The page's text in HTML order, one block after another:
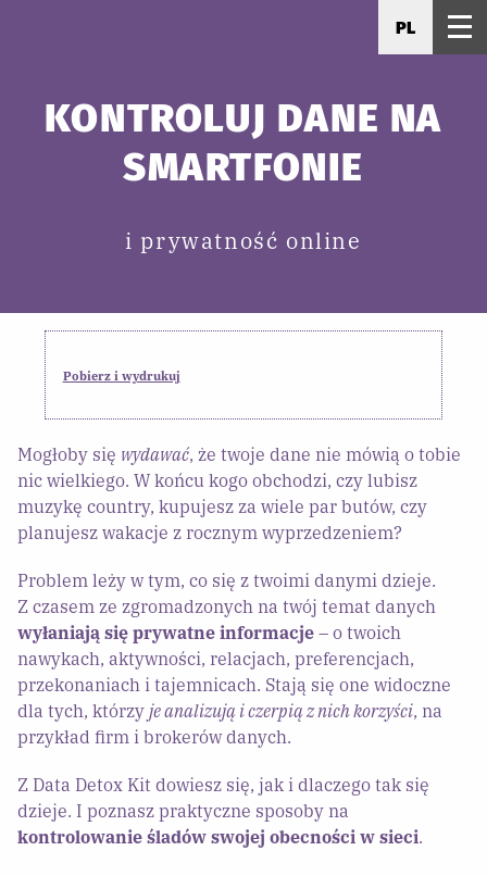
PL
KONTROLUJ DANE NA
SMARTFONIE
i prywatność online
Pobierz i wydrukuj
Mogłoby się wydawać, że twoje dane nie mówią o tobie
nic wielkiego. W końcu kogo obchodzi, czy lubisz
muzykę country, kupujesz za wiele par butów, czy
planujesz wakacje z rocznym wyprzedzeniem?
Problem leży w tym, co się z twoimi danymi dzieje.
Z czasem ze zgromadzonych na twój temat danych
wyłaniają się prywatne informacje – o twoich
nawykach, aktywności, relacjach, preferencjach,
przekonaniach i tajemnicach. Stają się one widoczne
dla tych, którzy je analizują i czerpią z nich korzyści, na
przykład firm i brokerów danych.
Z Data Detox Kit dowiesz się, jak i dlaczego tak się
dzieje. I poznasz praktyczne sposoby na
kontrolowanie śladów swojej obecności w sieci.